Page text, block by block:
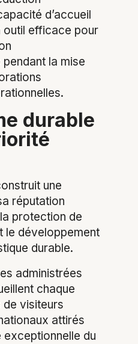
d’accueil
outil efficace pour
la mise
durable
une
réputation
protection de
le développement
durable.
administrées
chaque
de visiteurs
attirés
du